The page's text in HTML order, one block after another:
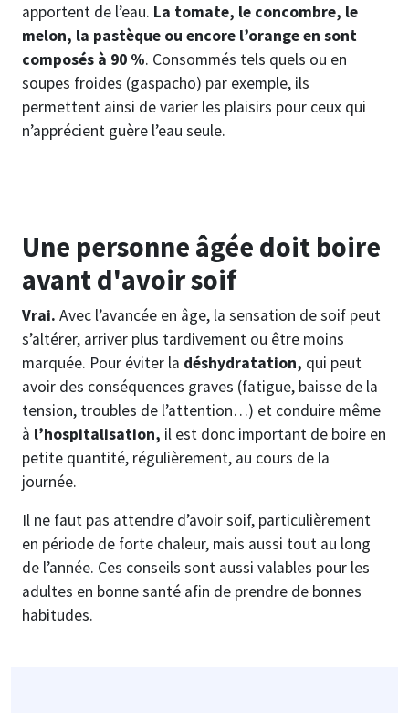
apportent de l’eau. La tomate, le concombre, le
melon, la pastèque ou encore l’orange en sont
composés à 90 %. Consommés tels quels ou en
soupes froides (gaspacho) par exemple, ils
permettent ainsi de varier les plaisirs pour ceux qui
n’apprécient guère l’eau seule.
Une personne âgée doit boire
avant d'avoir soif
Vrai. Avec l’avancée en âge, la sensation de soif peut
s’altérer, arriver plus tardivement ou être moins
marquée. Pour éviter la déshydratation, qui peut
avoir des conséquences graves (fatigue, baisse de la
tension, troubles de l’attention…) et conduire même
à l’hospitalisation, il est donc important de boire en
petite quantité, régulièrement, au cours de la
journée.
Il ne faut pas attendre d’avoir soif, particulièrement
en période de forte chaleur, mais aussi tout au long
de l’année. Ces conseils sont aussi valables pour les
adultes en bonne santé afin de prendre de bonnes
habitudes.